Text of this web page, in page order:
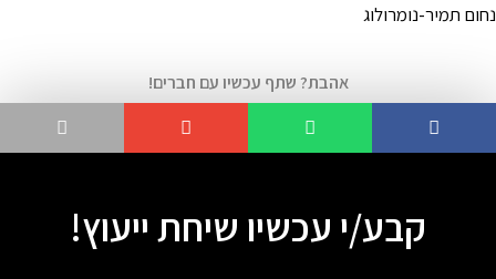
נחום תמיר-נומרולוג
אהבת? שתף עכשיו עם חברים!
קבע/י עכשיו שיחת ייעוץ!